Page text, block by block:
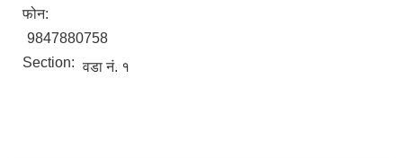
फोन:
9847880758
Section: वडा नं. १